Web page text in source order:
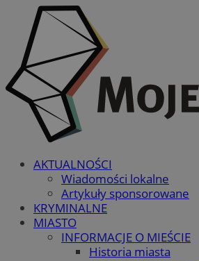
AKTUALNOŚCI
Wiadomości lokalne
Artykuły sponsorowane
KRYMINALNE
MIASTO
INFORMACJE O MIEŚCIE
Historia miasta